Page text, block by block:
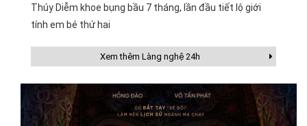
Thúy Diễm khoe bụng bầu 7 tháng, lần đầu tiết lộ giới
tính em bé thứ hai
Xem thêm Làng nghệ 24h